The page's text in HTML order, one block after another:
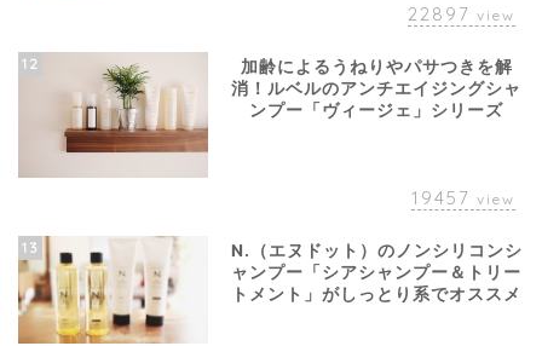
22897 view
12
加齢によるうねりやパサつきを解
消！ルベルのアンチエイジングシャ
ンプー「ヴィージェ」シリーズ
19457 view
13
N.（エヌドット）のノンシリコンシ
ャンプー「シアシャンプー＆トリー
トメント」がしっとり系でオススメ